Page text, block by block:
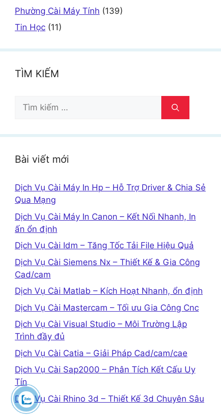
Phường Cài Máy Tính (139)
Tin Học (11)
TÌM KIẾM
Tìm
Bài viết mới
Dịch Vụ Cài Máy In Hp – Hỗ Trợ Driver & Chia Sẻ
Qua Mạng
Dịch Vụ Cài Máy In Canon – Kết Nối Nhanh, In
ấn ổn định
Dịch Vụ Cài Idm – Tăng Tốc Tải File Hiệu Quả
Dịch Vụ Cài Siemens Nx – Thiết Kế & Gia Công
Cad/cam
Dịch Vụ Cài Matlab – Kích Hoạt Nhanh, ổn định
Dịch Vụ Cài Mastercam – Tối ưu Gia Công Cnc
Dịch Vụ Cài Visual Studio – Môi Trường Lập
Trình đầy đủ
Dịch Vụ Cài Catia – Giải Pháp Cad/cam/cae
Dịch Vụ Cài Sap2000 – Phân Tích Kết Cấu Uy
Tín
Dịch Vụ Cài Rhino 3d – Thiết Kế 3d Chuyên Sâu